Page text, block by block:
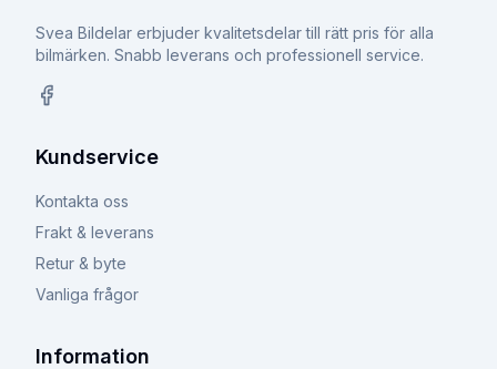
Svea Bildelar erbjuder kvalitetsdelar till rätt pris för alla
bilmärken. Snabb leverans och professionell service.
Kundservice
Kontakta oss
Frakt & leverans
Retur & byte
Vanliga frågor
Information